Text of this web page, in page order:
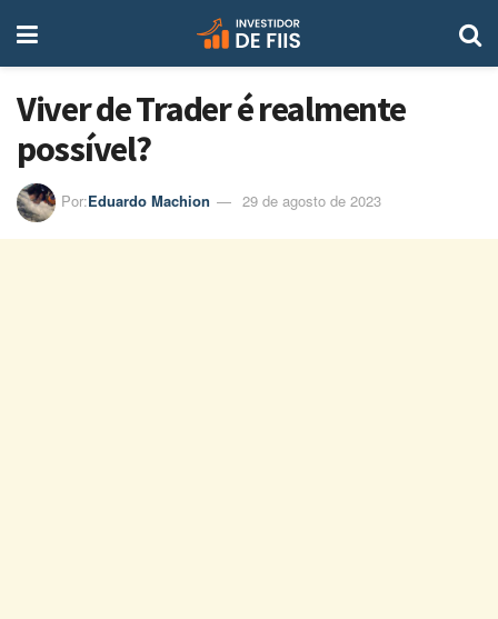
Viver de Trader é realmente
possível?
Por:Eduardo Machion 29 de agosto de 2023